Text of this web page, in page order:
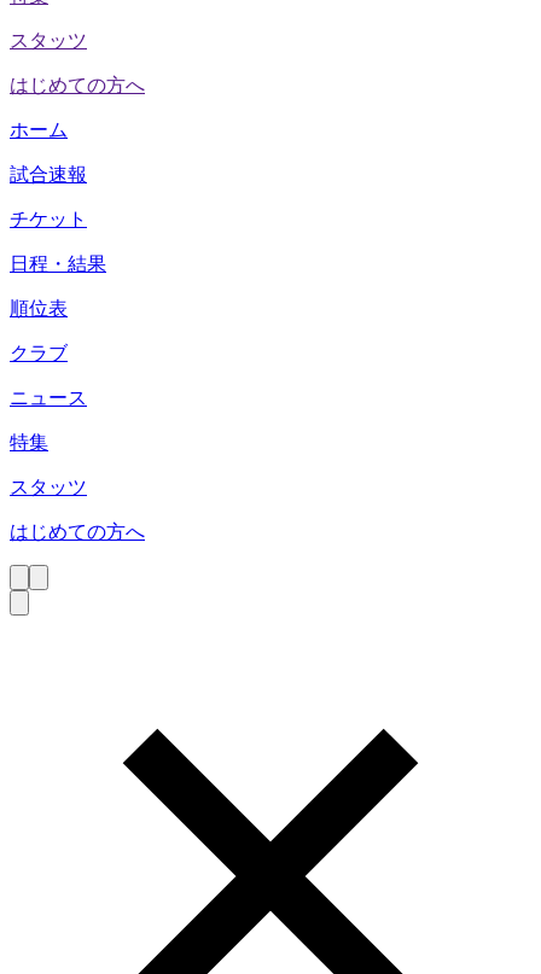
スタッツ
はじめての方へ
ホーム
試合速報
チケット
日程・結果
順位表
クラブ
ニュース
特集
スタッツ
はじめての方へ